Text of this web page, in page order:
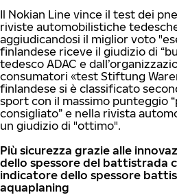
Il Nokian Line vince il test dei
riviste automobilistiche
aggiudicandosi il miglior voto
finlandese riceve il giudizio di
tedesco ADAC e
consumatori «test Stiftung
finlandese si è classificato
sport con il massimo punteggio
consigliato” e nella rivista
un giudizio di "ottimo".
Più sicurezza grazie alle
dello spessore del battistrada
indicatore dello spessore
aquaplaning